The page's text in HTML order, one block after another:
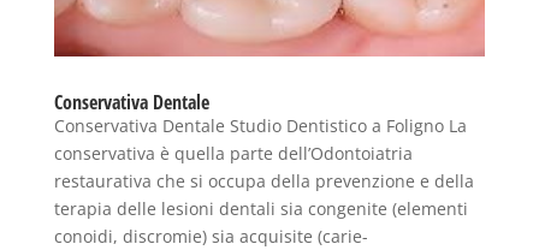
Conservativa Dentale
Conservativa Dentale Studio Dentistico a Foligno La
conservativa è quella parte dell’Odontoiatria
restaurativa che si occupa della prevenzione e della
terapia delle lesioni dentali sia congenite (elementi
conoidi, discromie) sia acquisite (carie-